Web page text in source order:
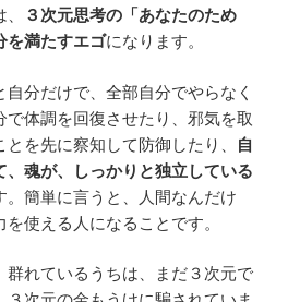
３次元思考の「あなたのため
を満たすエゴになります。
自分だけで、全部自分でやらなく
で体調を回復させたり、邪気を取
を先に察知して防御したり、
自
、魂が、しっかりと独立している
。簡単に言うと、人間なんだけ
使える人になることです。
群れているうちは、まだ３次元で